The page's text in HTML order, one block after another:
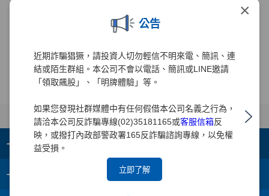
×
公告
近期詐騙猖獗，請投資人切勿輕信不明來電、簡訊、連
結或陌生群組。本公司不會以電話、簡訊或LINE邀請
「領取飆股」、「明牌體驗」等。
如果您發現社群媒體中有任何假借本公司名義之行為，
請洽本公司反詐騙專線(02)35181165或客服信箱反
映，或撥打內政部警政署165反詐騙諮詢專線，以免權
益受損。
立即了解
+ 集團成員
+